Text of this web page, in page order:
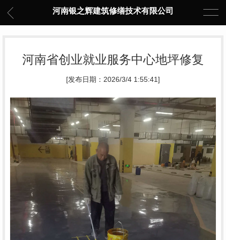
河南银之辉建筑修缮技术有限公司
河南省创业就业服务中心地坪修复
[发布日期：2026/3/4 1:55:41]